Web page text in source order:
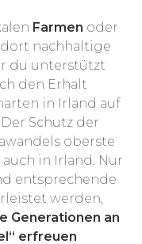
Farmen oder
nachhaltige
du unterstützt
den Erhalt
in Irland auf
Schutz der
oberste
in Irland. Nur
entsprechende
werden,
Generationen an
erfreuen